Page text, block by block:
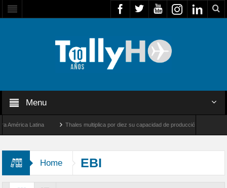
Menu
Latina Thales multiplica por diez su capacidad de producción de radares en
Home EBI